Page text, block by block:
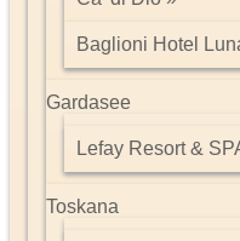
Baglioni Hotel
Gardasee
Lefay Resort &
Toskana